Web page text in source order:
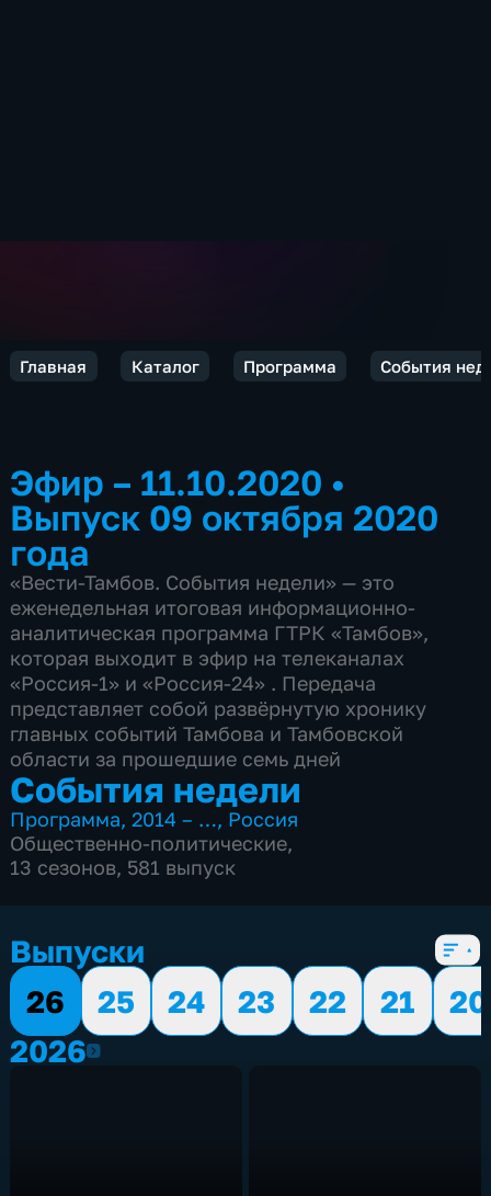
Главная Каталог Программа События
Эфир – 11.10.2020 •
Выпуск 09 октября 2020
года
«Вести-Тамбов. События недели» — это
еженедельная итоговая информационно-
аналитическая программа ГТРК «Тамбов»,
которая выходит в эфир на телеканалах
«Россия-1» и «Россия-24» . Передача
представляет собой развёрнутую хронику
главных событий Тамбова и Тамбовской
области за прошедшие семь дней
События недели
Программа,2014 – …, Россия
Общественно-политические,
13 сезонов, 581 выпуск
Выпуски
26
25 24 23 22 21
20
20262026